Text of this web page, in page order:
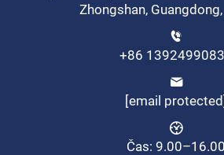
Zhongshan,
+86
[email protected]
Čas: 9.00–16.00